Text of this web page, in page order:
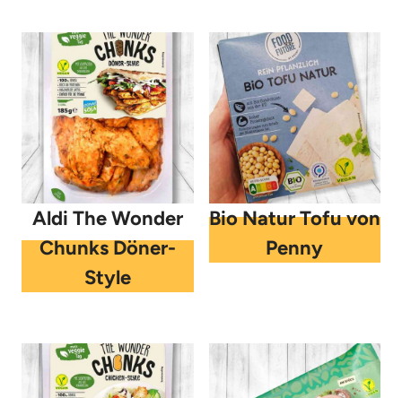
Aldi The Wonder
Chunks Döner-
Style
Bio Natur Tofu von
Penny